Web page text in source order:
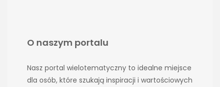
O naszym portalu
Nasz portal wielotematyczny to idealne miejsce
dla osób, które szukają inspiracji i wartościowych